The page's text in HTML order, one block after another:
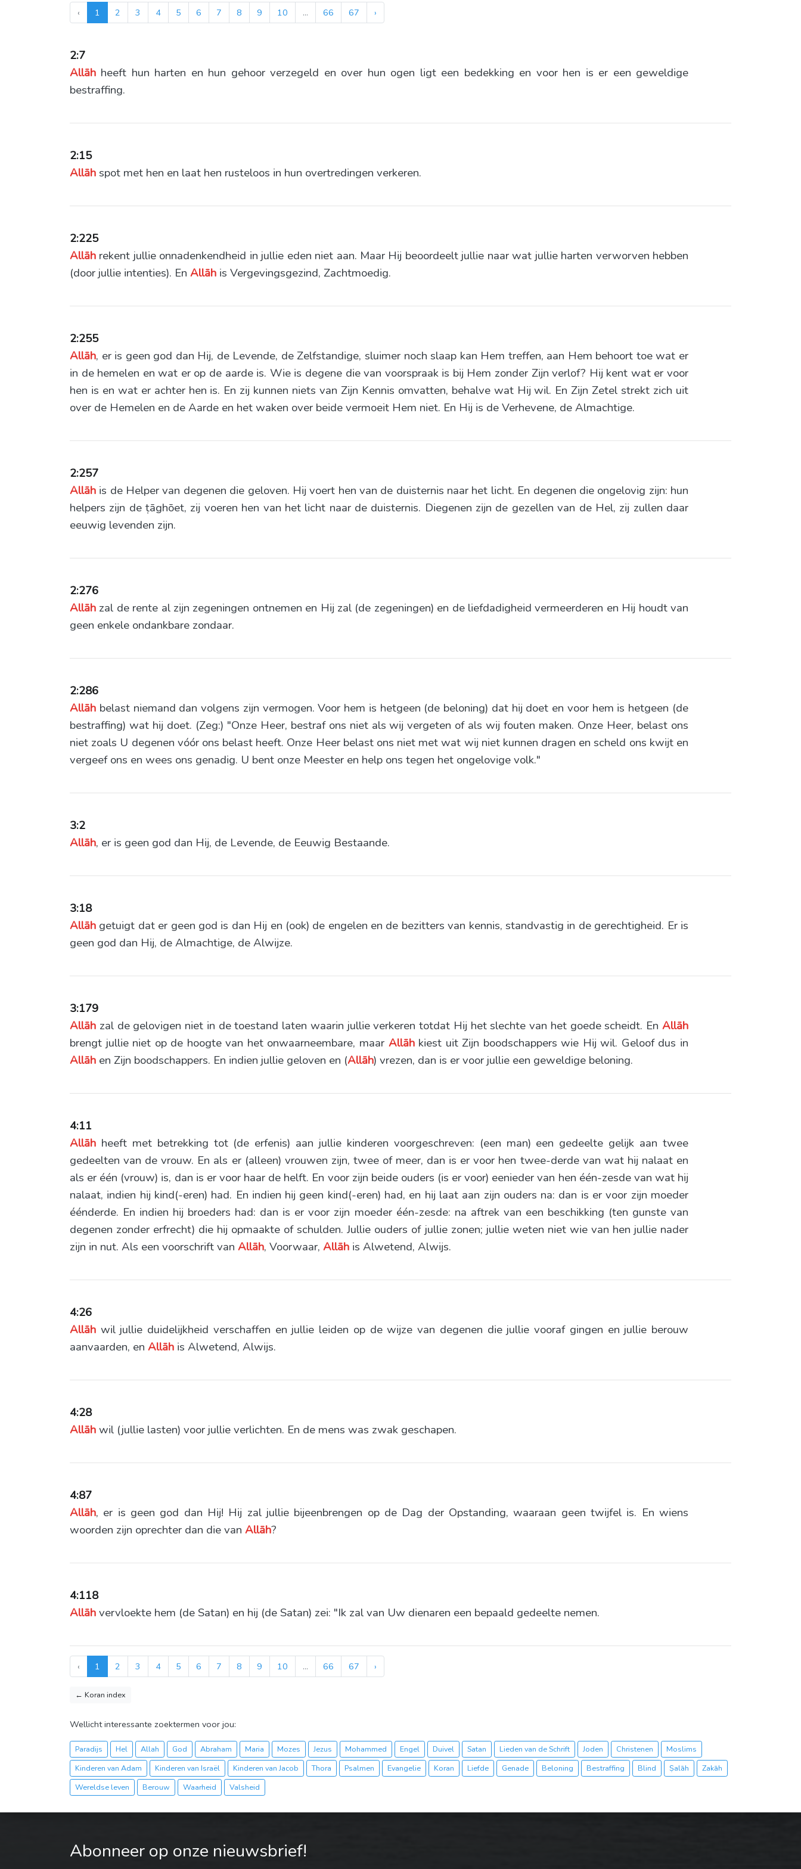
‹ 1 2 3 4 5 6 7 8 9 10 ... 66 67 ›
2:7
Allāh heeft hun harten en hun gehoor verzegeld en over hun ogen ligt een bedekking en voor hen is er een geweldige
bestraffing.
2:15
Allāhspot met hen en laat hen rusteloos in hun overtredingen verkeren.
2:225
Allāh rekent jullie onnadenkendheid in jullie eden niet aan. Maar Hij beoordeelt jullie naar wat jullie harten verworven hebben
(door jullie intenties). En Allāh is Vergevingsgezind, Zachtmoedig.
2:255
Allāh, er is geen god dan Hij, de Levende, de Zelfstandige, sluimer noch slaap kan Hem treffen, aan Hem behoort toe wat er
in de hemelen en wat er op de aarde is. Wie is degene die van voorspraak is bij Hem zonder Zijn verlof? Hij kent wat er voor
hen is en wat er achter hen is. En zij kunnen niets van Zijn Kennis omvatten, behalve wat Hij wil. En Zijn Zetel strekt zich uit
over de Hemelen en de Aarde en het waken over beide vermoeit Hem niet. En Hij is de Verhevene, de Almachtige.
2:257
Allāh is de Helper van degenen die geloven. Hij voert hen van de duisternis naar het licht. En degenen die ongelovig zijn: hun
helpers zijn de ṭāghōet, zij voeren hen van het licht naar de duisternis. Diegenen zijn de gezellen van de Hel, zij zullen daar
eeuwig levenden zijn.
2:276
Allāh zal de rente al zijn zegeningen ontnemen en Hij zal (de zegeningen) en de liefdadigheid vermeerderen en Hij houdt van
geen enkele ondankbare zondaar.
2:286
Allāh belast niemand dan volgens zijn vermogen. Voor hem is hetgeen (de beloning) dat hij doet en voor hem is hetgeen (de
bestraffing) wat hij doet. (Zeg:) "Onze Heer, bestraf ons niet als wij vergeten of als wij fouten maken. Onze Heer, belast ons
niet zoals U degenen vóór ons belast heeft. Onze Heer belast ons niet met wat wij niet kunnen dragen en scheld ons kwijt en
vergeef ons en wees ons genadig. U bent onze Meester en help ons tegen het ongelovige volk."
3:2
Allāh, er is geen god dan Hij, de Levende, de Eeuwig Bestaande.
3:18
Allāh getuigt dat er geen god is dan Hij en (ook) de engelen en de bezitters van kennis, standvastig in de gerechtigheid. Er is
geen god dan Hij, de Almachtige, de Alwijze.
3:179
Allāh zal de gelovigen niet in de toestand laten waarin jullie verkeren totdat Hij het slechte van het goede scheidt. En Allāh
brengt jullie niet op de hoogte van het onwaarneembare, maar Allāhkiest uit Zijn boodschappers wie Hij wil. Geloof dus in
Allāh en Zijn boodschappers. En indien jullie geloven en (Allāh) vrezen, dan is er voor jullie een geweldige beloning.
4:11
Allāh heeft met betrekking tot (de erfenis) aan jullie kinderen voorgeschreven: (een man) een gedeelte gelijk aan twee
gedeelten van de vrouw. En als er (alleen) vrouwen zijn, twee of meer, dan is er voor hen twee-derde van wat hij nalaat en
als er één (vrouw) is, dan is er voor haar de helft. En voor zijn beide ouders (is er voor) eenieder van hen één-zesde van wat hij
nalaat, indien hij kind(-eren) had. En indien hij geen kind(-eren) had, en hij laat aan zijn ouders na: dan is er voor zijn moeder
éénderde. En indien hij broeders had: dan is er voor zijn moeder één-zesde: na aftrek van een beschikking (ten gunste van
degenen zonder erfrecht) die hij opmaakte of schulden. Jullie ouders of jullie zonen; jullie weten niet wie van hen jullie nader
zijn in nut. Als een voorschrift van Allāh, Voorwaar, Allāh is Alwetend, Alwijs.
4:26
Allāh wil jullie duidelijkheid verschaffen en jullie leiden op de wijze van degenen die jullie vooraf gingen en jullie berouw
aanvaarden, en Allāh is Alwetend, Alwijs.
4:28
Allāhwil (jullie lasten) voor jullie verlichten. En de mens was zwak geschapen.
4:87
Allāh, er is geen god dan Hij! Hij zal jullie bijeenbrengen op de Dag der Opstanding, waaraan geen twijfel is. En wiens
woorden zijn oprechter dan die van Allāh?
4:118
Allāhvervloekte hem (de Satan) en hij (de Satan) zei: "Ik zal van Uw dienaren een bepaald gedeelte nemen.
‹ 1 2 3 4 5 6 7 8 9 10 ... 66 67 ›
← Koran index
Wellicht interessante zoektermen voor jou:
Paradijs Hel Allah God Abraham Maria Mozes Jezus Mohammed Engel Duivel Satan Lieden van de Schrift Joden Christenen
Moslims
Kinderen van Adam
Kinderen van Israël Kinderen van Jacob Thora Psalmen Evangelie Koran Liefde Genade Beloning Bestraffing Blind Ṣalāh
Zakāh
Wereldse leven
Berouw Waarheid Valsheid
Abonneer op onze nieuwsbrief!